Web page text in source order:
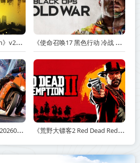
《灾变前夜 dread dawn》v20260530-免安装中文版丨中文版网盘下载 《使命召唤17 黑色行动 冷战 Call of Duty: Black Ops Cold War》v1.34.1.15931218-全DLC+送修改器丨中文版网盘下载
《极速骑行6 RIDE 6》v20260511-免安装中文版丨中文版网盘下载 《荒野大镖客2 Red Dead Redemption 2》v1491.50-打包mod+送修改器丨中文版网盘下载